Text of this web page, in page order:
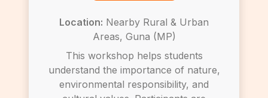
Location: Nearby Rural & Urban
Areas, Guna (MP)
This workshop helps students
understand the importance of nature,
environmental responsibility, and